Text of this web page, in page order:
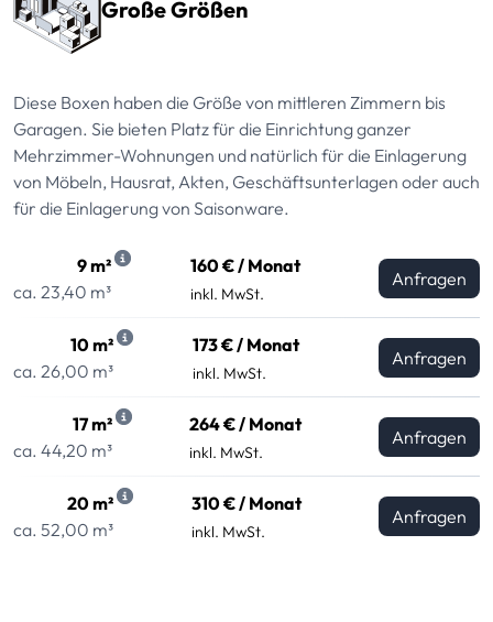
Große Größen
Diese Boxen haben die Größe von mittleren Zimmern bis
Garagen. Sie bieten Platz für die Einrichtung ganzer
Mehrzimmer-Wohnungen und natürlich für die Einlagerung
von Möbeln, Hausrat, Akten, Geschäftsunterlagen oder auch
für die Einlagerung von Saisonware.
9 m²
ca. 23,40 m³
160 € / Monat
inkl. MwSt.
Anfragen
10 m²
ca. 26,00 m³
173 € / Monat
inkl. MwSt.
Anfragen
17 m²
ca. 44,20 m³
264 € / Monat
inkl. MwSt.
Anfragen
20 m²
ca. 52,00 m³
310 € / Monat
inkl. MwSt.
Anfragen